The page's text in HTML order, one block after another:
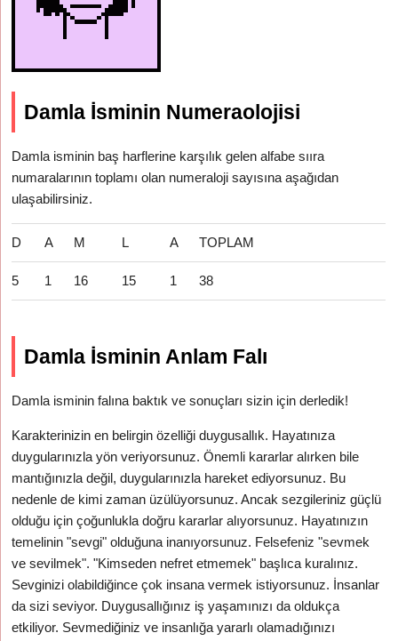
Damla İsminin Numeraolojisi
Damla isminin baş harflerine karşılık gelen alfabe sııra
numaralarının toplamı olan numeraloji sayısına aşağıdan
ulaşabilirsiniz.
D A M L A TOPLAM
5 1 16 15 1 38
Damla İsminin Anlam Falı
Damla isminin falına baktık ve sonuçları sizin için derledik!
Karakterinizin en belirgin özelliği duygusallık. Hayatınıza
duygularınızla yön veriyorsunuz. Önemli kararlar alırken bile
mantığınızla değil, duygularınızla hareket ediyorsunuz. Bu
nedenle de kimi zaman üzülüyorsunuz. Ancak sezgileriniz güçlü
olduğu için çoğunlukla doğru kararlar alıyorsunuz. Hayatınızın
temelinin "sevgi" olduğuna inanıyorsunuz. Felsefeniz "sevmek
ve sevilmek". "Kimseden nefret etmemek" başlıca kuralınız.
Sevginizi olabildiğince çok insana vermek istiyorsunuz. İnsanlar
da sizi seviyor. Duygusallığınız iş yaşamınızı da oldukça
etkiliyor. Sevmediğiniz ve insanlığa yararlı olamadığınızı